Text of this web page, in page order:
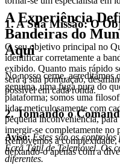
1. A Sua Missão: O
O seu objetivo principal no
identificar corretamente a
exibido. Quanto mais rápido
será a sua pontuação,
possível em cada ronda.
2. Tomando o
Aviso: Estes são os
Ecrã Tátil de Telemóvel. Os
diferentes.
A Experiência
Bandeiras do
Aqui
No nosso cerne, acreditamos
genuína, uma fuga pura do
plataforma; somos uma
lidar meticulosamente com
pequena inconveniência,
imergir-se completamente no
Removemos a complexidade,
deixando-o apenas com a